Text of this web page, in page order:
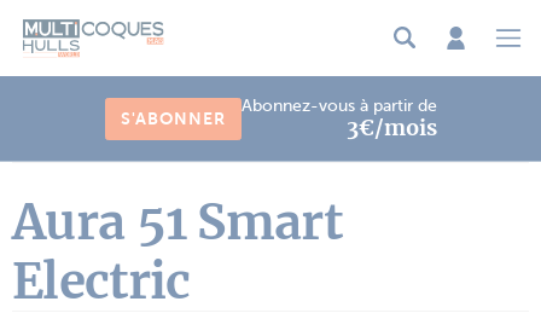
S'ABONNER
Abonnez-vous à partir de
3€/mois
Aura 51 Smart
Electric